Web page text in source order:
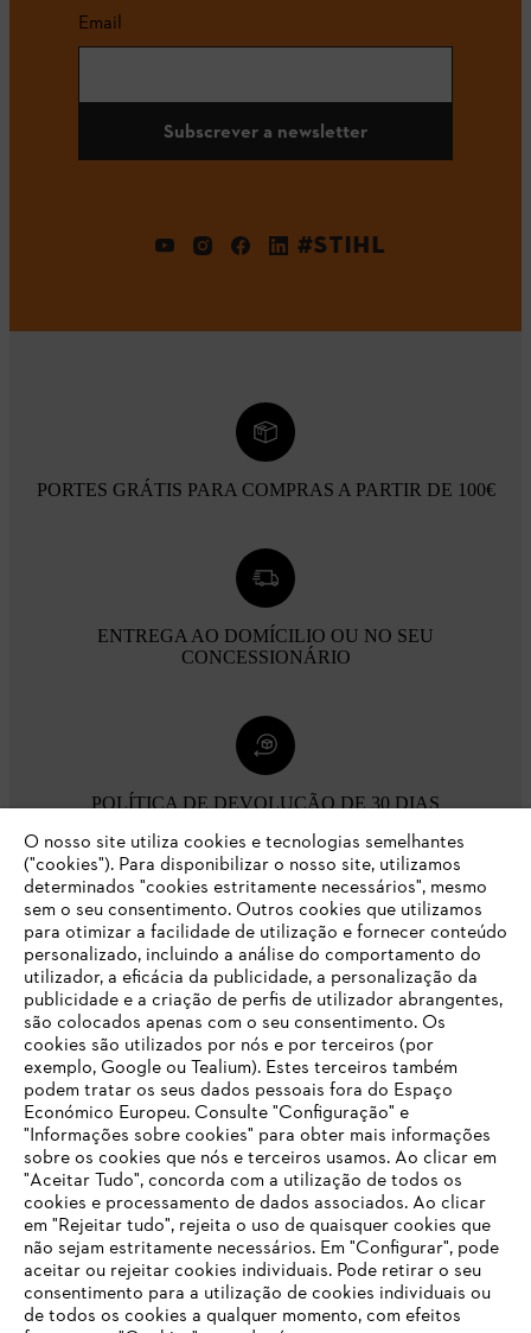
Email
Subscrever a newsletter
#STIHL
PORTES GRÁTIS PARA COMPRAS A PARTIR DE 100€
ENTREGA AO DOMÍCILIO OU NO SEU
CONCESSIONÁRIO
POLÍTICA DE DEVOLUÇÃO DE 30 DIAS
Opções de pagamento
Empresa
FAQs Loja Online
Contacto
O SEU NAVEGADOR NÃO SUPORTA
ESTE WEBSITE
Está utilizar um navegador que ainda não suportamos. Para
obter o melhor uso de nosso site, recomendamos que altere
para um dos seguintes navegadores:
O nosso site utiliza cookies e tecnologias semelhantes
("cookies"). Para disponibilizar o nosso site, utilizamos
determinados "cookies estritamente necessários", mesmo
sem o seu consentimento. Outros cookies que utilizamos
para otimizar a facilidade de utilização e fornecer conteúdo
personalizado, incluindo a análise do comportamento do
utilizador, a eficácia da publicidade, a personalização da
publicidade e a criação de perfis de utilizador abrangentes,
são colocados apenas com o seu consentimento. Os
cookies são utilizados por nós e por terceiros (por
exemplo, Google ou Tealium). Estes terceiros também
podem tratar os seus dados pessoais fora do Espaço
Económico Europeu. Consulte "Configuração" e
"Informações sobre cookies" para obter mais informações
sobre os cookies que nós e terceiros usamos. Ao clicar em
"Aceitar Tudo", concorda com a utilização de todos os
cookies e processamento de dados associados. Ao clicar
em "Rejeitar tudo", rejeita o uso de quaisquer cookies que
não sejam estritamente necessários. Em "Configurar", pode
aceitar ou rejeitar cookies individuais. Pode retirar o seu
consentimento para a utilização de cookies individuais ou
de todos os cookies a qualquer momento, com efeitos